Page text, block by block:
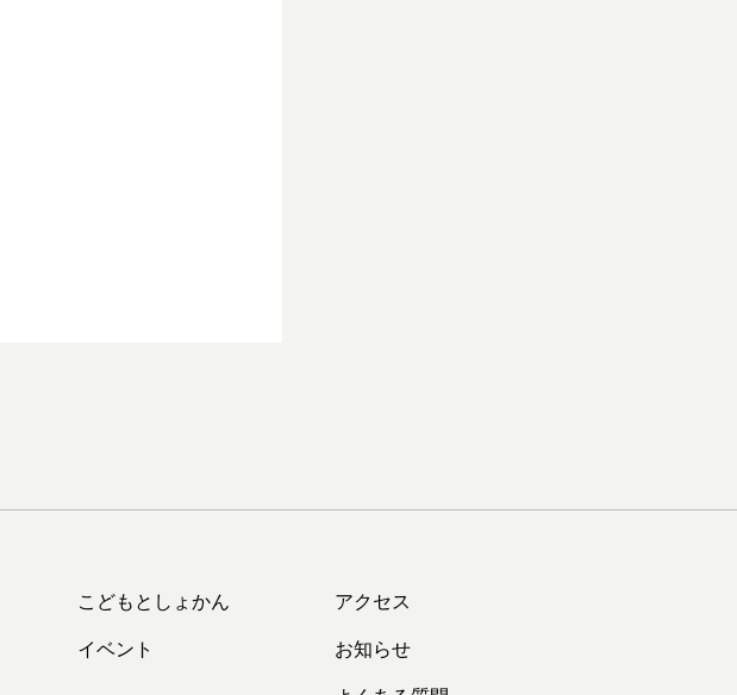
こどもとしょかん
イベント
アクセス
お知らせ